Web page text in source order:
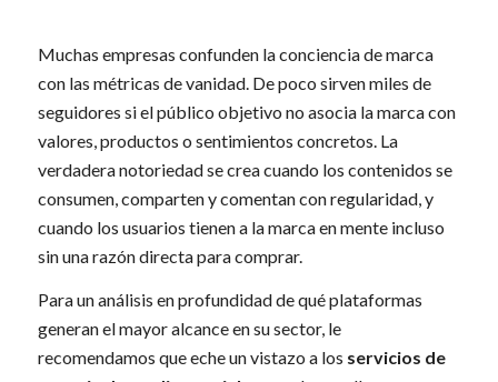
Muchas empresas confunden la conciencia de marca
con las métricas de vanidad. De poco sirven miles de
seguidores si el público objetivo no asocia la marca con
valores, productos o sentimientos concretos. La
verdadera notoriedad se crea cuando los contenidos se
consumen, comparten y comentan con regularidad, y
cuando los usuarios tienen a la marca en mente incluso
sin una razón directa para comprar.
Para un análisis en profundidad de qué plataformas
generan el mayor alcance en su sector, le
recomendamos que eche un vistazo a los servicios de